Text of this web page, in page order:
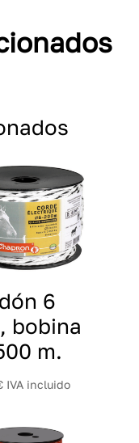
6
bobina
m.
IVA incluido